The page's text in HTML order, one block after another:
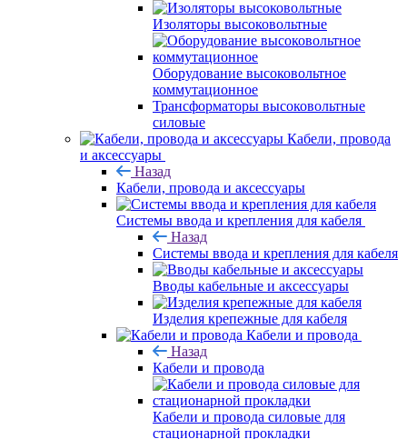
Изоляторы высоковольтные
Оборудование высоковольтное
коммутационное
Трансформаторы высоковольтные
силовые
Кабели, провода
и аксессуары
Назад
Кабели, провода и аксессуары
Системы ввода и крепления для кабеля
Назад
Системы ввода и крепления для кабеля
Вводы кабельные и аксессуары
Изделия крепежные для кабеля
Кабели и провода
Назад
Кабели и провода
Кабели и провода силовые для
стационарной прокладки